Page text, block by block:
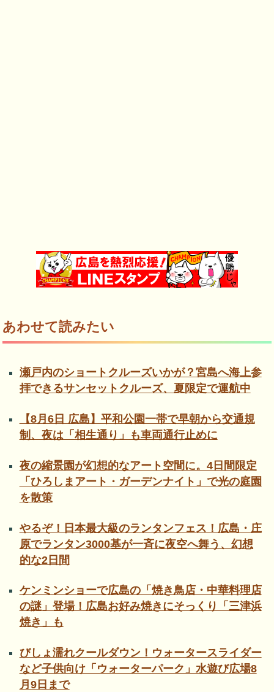
あわせて読みたい
瀬戸内のショートクルーズいかが？宮島へ海上参
拝できるサンセットクルーズ、夏限定で運航中
【8月6日 広島】平和公園一帯で早朝から交通規
制、夜は「相生通り」も車両通行止めに
夜の縮景園が幻想的なアート空間に。4日間限定
「ひろしまアート・ガーデンナイト」で光の庭園
を散策
やるぞ！日本最大級のランタンフェス！広島・庄
原でランタン3000基が一斉に夜空へ舞う、幻想
的な2日間
ケンミンショーで広島の「焼き鳥店・中華料理店
の謎」登場！広島お好み焼きにそっくり「三津浜
焼き」も
びしょ濡れクールダウン！ウォータースライダー
など子供向け「ウォーターパーク」水遊び広場8
月9日まで